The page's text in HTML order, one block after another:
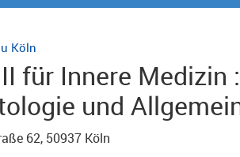
Köln
für Innere Medizin
und
62, 50937 Köln